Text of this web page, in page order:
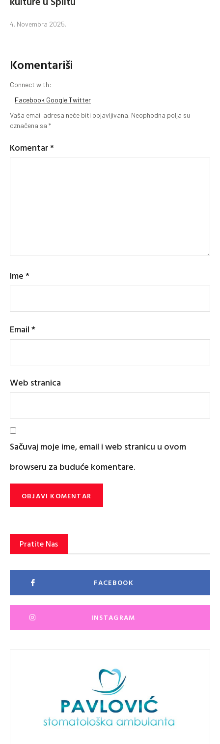
4. Novembra 2025.
Komentariši
Connect with:
Facebook GoogleTwitter
Vaša email adresa neće biti objavljivana. Neophodna polja su
označena sa *
Komentar*
Ime*
Email*
Web stranica
Sačuvaj moje ime, email i web stranicu u ovom
browseru za buduće komentare.
Pratite Nas
FACEBOOK
INSTAGRAM